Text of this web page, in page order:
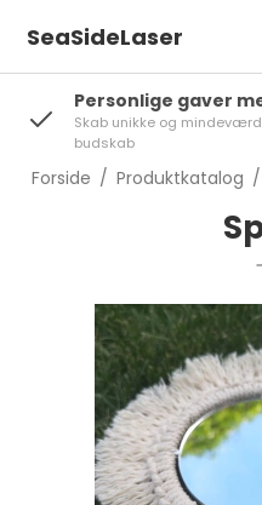
SeaSideLaser
Personlige gaver
Skab unikke og
budskab
Forside / Produktkatalog /